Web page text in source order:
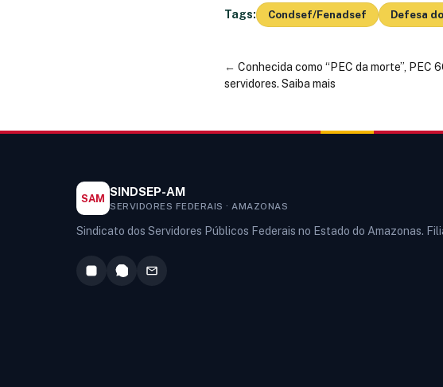
Tags: Condsef/Fenadsef Defesa
← Conhecida como “PEC da morte”, PEC
servidores. Saiba mais
SAM SINDSEP-AM
SERVIDORES FEDERAIS · AMAZONAS
Sindicato dos Servidores Públicos Federais no Estado do Amazonas.